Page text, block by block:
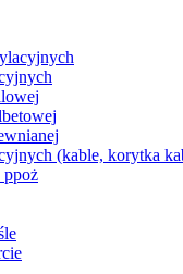
(kable, korytka
ppoż